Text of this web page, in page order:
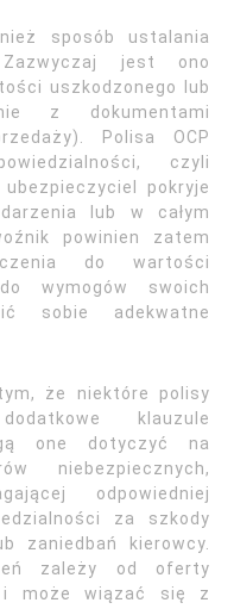
sposób ustalania
Zazwyczaj jest ono
uszkodzonego lub
z dokumentami
Polisa OCP
czyli
pokryje
lub w całym
powinien zatem
do wartości
wymogów swoich
sobie adekwatne
że niektóre polisy
klauzule
one dotyczyć na
niebezpiecznych,
odpowiedniej
za szkody
zaniedbań kierowcy.
zależy od oferty
i może wiązać się z